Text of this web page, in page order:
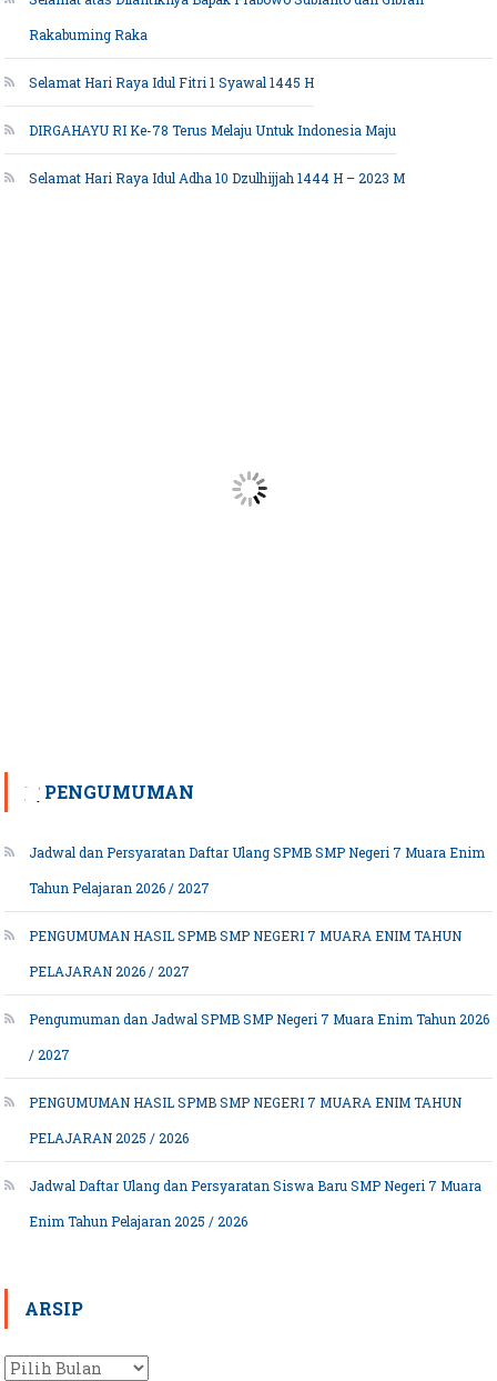
Rakabuming Raka
Selamat Hari Raya Idul Fitri 1 Syawal 1445 H
DIRGAHAYU RI Ke-78 Terus Melaju Untuk Indonesia Maju
Selamat Hari Raya Idul Adha 10 Dzulhijjah 1444 H – 2023 M
PENGUMUMAN
Jadwal dan Persyaratan Daftar Ulang SPMB SMP Negeri 7 Muara Enim
Tahun Pelajaran 2026 / 2027
PENGUMUMAN HASIL SPMB SMP NEGERI 7 MUARA ENIM TAHUN
PELAJARAN 2026 / 2027
Pengumuman dan Jadwal SPMB SMP Negeri 7 Muara Enim Tahun 2026
/ 2027
PENGUMUMAN HASIL SPMB SMP NEGERI 7 MUARA ENIM TAHUN
PELAJARAN 2025 / 2026
Jadwal Daftar Ulang dan Persyaratan Siswa Baru SMP Negeri 7 Muara
Enim Tahun Pelajaran 2025 / 2026
ARSIP
Arsip